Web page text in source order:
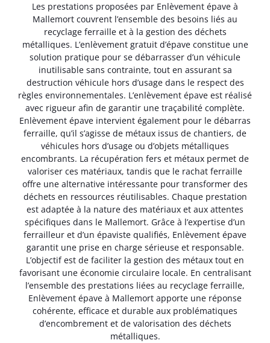
Les prestations proposées par Enlèvement épave à
Mallemort couvrent l’ensemble des besoins liés au
recyclage ferraille et à la gestion des déchets
métalliques. L’enlèvement gratuit d’épave constitue une
solution pratique pour se débarrasser d’un véhicule
inutilisable sans contrainte, tout en assurant sa
destruction véhicule hors d’usage dans le respect des
règles environnementales. L’enlèvement épave est réalisé
avec rigueur afin de garantir une traçabilité complète.
Enlèvement épave intervient également pour le débarras
ferraille, qu’il s’agisse de métaux issus de chantiers, de
véhicules hors d’usage ou d’objets métalliques
encombrants. La récupération fers et métaux permet de
valoriser ces matériaux, tandis que le rachat ferraille
offre une alternative intéressante pour transformer des
déchets en ressources réutilisables. Chaque prestation
est adaptée à la nature des matériaux et aux attentes
spécifiques dans le Mallemort. Grâce à l’expertise d’un
ferrailleur et d’un épaviste qualifiés, Enlèvement épave
garantit une prise en charge sérieuse et responsable.
L’objectif est de faciliter la gestion des métaux tout en
favorisant une économie circulaire locale. En centralisant
l’ensemble des prestations liées au recyclage ferraille,
Enlèvement épave à Mallemort apporte une réponse
cohérente, efficace et durable aux problématiques
d’encombrement et de valorisation des déchets
métalliques.